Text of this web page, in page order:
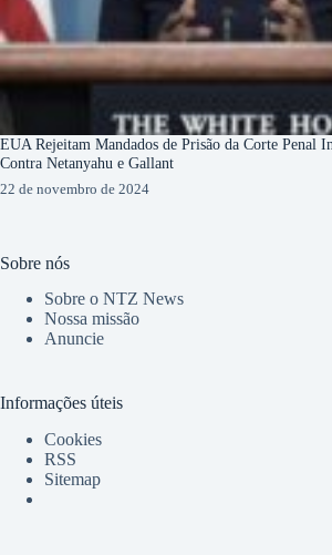
EUA Rejeitam Mandados de Prisão da Corte Penal
Contra Netanyahu e Gallant
22 de novembro de 2024
Sobre nós
Sobre o NTZ News
Nossa missão
Anuncie
Informações úteis
Cookies
RSS
Sitemap